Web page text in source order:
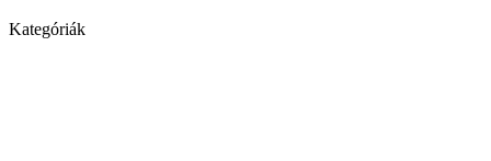
Kategóriák